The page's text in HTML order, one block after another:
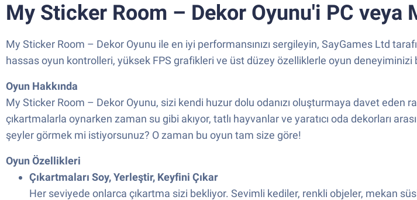
My Sticker Room – Dekor Oyunu'i PC veya
My Sticker Room – Dekor Oyunu ile en iyi performansınızı sergileyin, SayGames Ltd
hassas oyun kontrolleri, yüksek FPS grafikleri ve üst düzey özelliklerle oyun deneyiminizi
Oyun Hakkında
My Sticker Room – Dekor Oyunu, sizi kendi huzur dolu odanızı oluşturmaya davet eden
çıkartmalarla oynarken zaman su gibi akıyor, tatlı hayvanlar ve yaratıcı oda dekorları
şeyler görmek mi istiyorsunuz? O zaman bu oyun tam size göre!
Oyun Özellikleri
Çıkartmaları Soy, Yerleştir, Keyfini Çıkar
Her seviyede onlarca çıkartma sizi bekliyor. Sevimli kediler, renkli objeler, mekan